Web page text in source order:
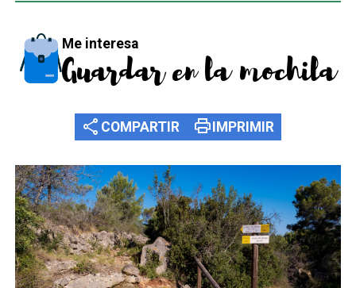
Me interesa
Guardar en la mochila
share COMPARTIR printIMPRIMIR